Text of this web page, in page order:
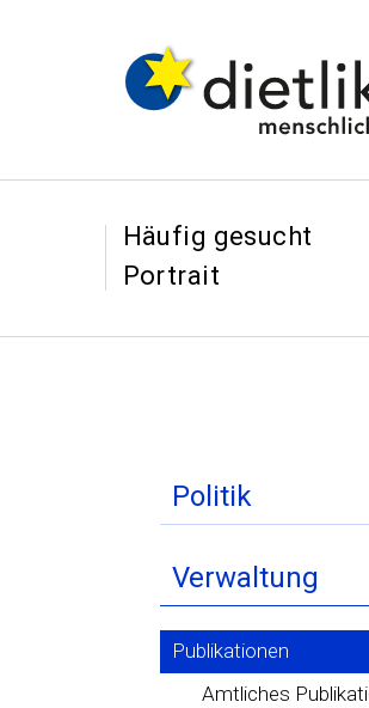
Navigieren
Schnellnavigation
Häufig gesucht
Portrait
Politik
Verwaltung
Publikationen
Amtliches